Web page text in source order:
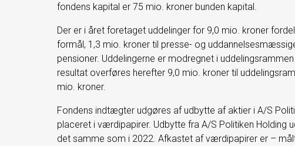
fondens kapital er 75 mio. kroner bunden kapital.
Der er i året foretaget uddelinger for 9,0 mio. kroner
formål, 1,3 mio. kroner til presse- og
pensioner. Uddelingerne er modregnet i
resultat overføres herefter 9,0 mio. kroner til
mio. kroner.
Fondens indtægter udgøres af udbytte af aktier i A/S
placeret i værdipapirer. Udbytte fra A/S Politiken Holding
det samme som i 2022. Afkastet af værdipapirer er –